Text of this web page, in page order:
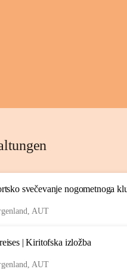
svečevanje nogometnoga
AUT
| Kiritofska izložba
AUT